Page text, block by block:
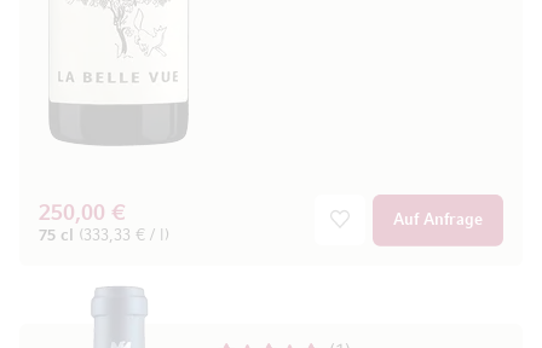
250,00 €
75 cl (333,33 € / l)
Auf Anfrage